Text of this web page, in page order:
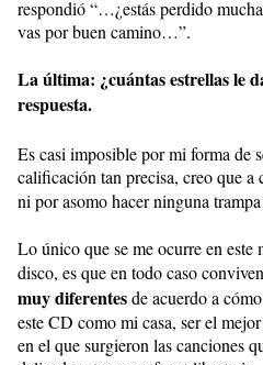
respondió “…¿estás perdido
vas por buen camino…”.
La última: ¿cuántas estrellas le
respuesta.
Es casi imposible por mi forma de
calificación tan precisa, creo que
ni por asomo hacer ninguna
Lo único que se me ocurre en este
disco, es que en todo caso
muy diferentesde acuerdo a
este CD como mi casa, ser el
en el que surgieron las canciones